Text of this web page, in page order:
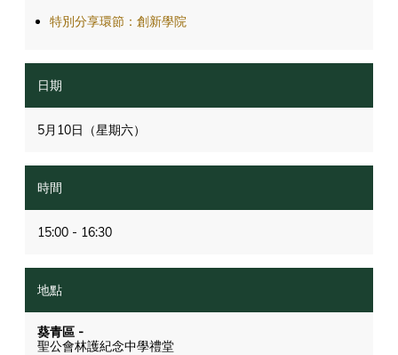
特別分享環節：創新學院
5月10日（星期六）
15:00 - 16:30
葵青區 -
聖公會林護紀念中學禮堂